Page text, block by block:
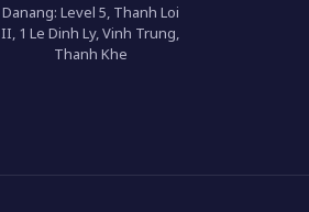
Danang: Level 5, Thanh Loi
II, 1 Le Dinh Ly, Vinh Trung,
Thanh Khe